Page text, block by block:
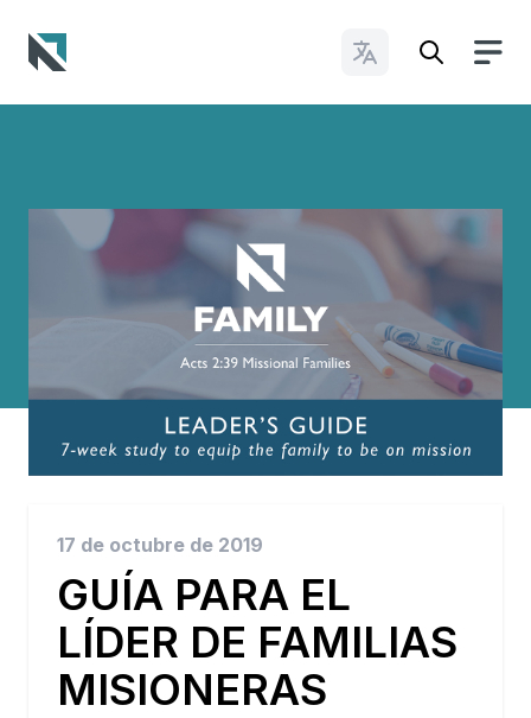
Cambiar idioma
17 de octubre de 2019
GUÍA PARA EL
LÍDER DE FAMILIAS
MISIONERAS